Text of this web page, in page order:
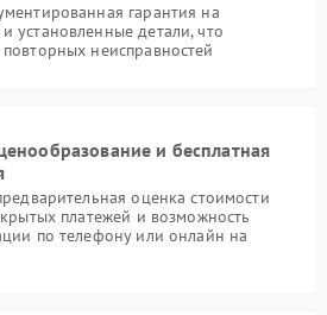
гарантия на
установленные детали, что
неисправностей
и бесплатная
оценка стоимости
платежей и возможность
по телефону или онлайн на